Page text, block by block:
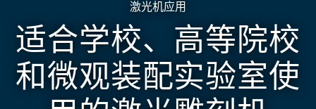
激光机应用
适合学校、高等院校
和微观装配实验室使